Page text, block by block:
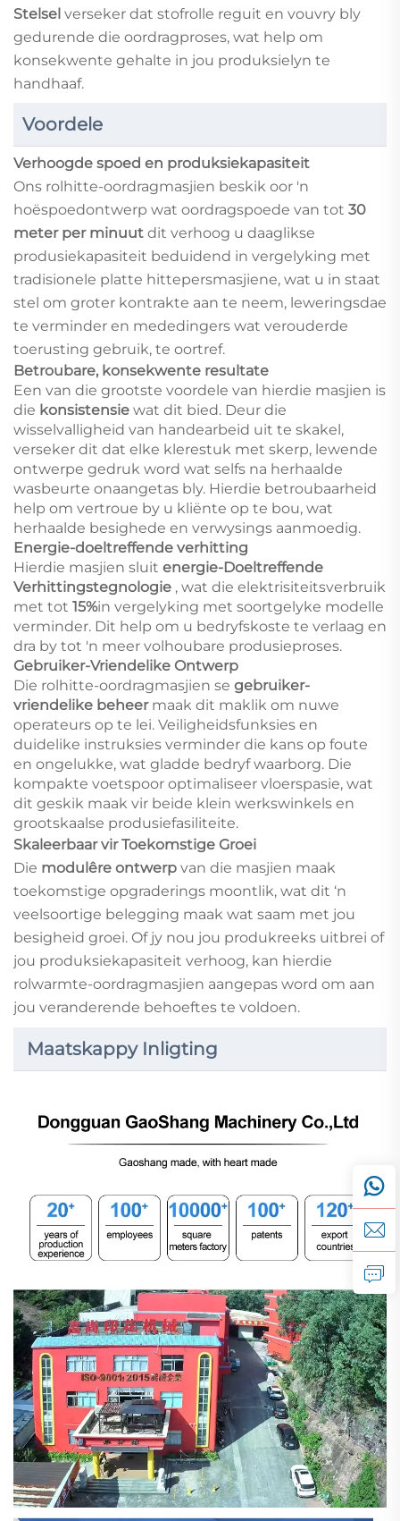
Stelsel verseker dat stofrolle reguit en vouvry bly
gedurende die oordragproses, wat help om
konsekwente gehalte in jou produksielyn te
handhaaf.
Voordele
Verhoogde spoed en produksiekapasiteit
Ons rolhitte-oordragmasjien beskik oor 'n
hoëspoedontwerp wat oordragspoede van tot 30
meter per minuut dit verhoog u daaglikse
produsiekapasiteit beduidend in vergelyking met
tradisionele platte hittepersmasjiene, wat u in staat
stel om groter kontrakte aan te neem, leweringsdae
te verminder en mededingers wat verouderde
toerusting gebruik, te oortref.
Betroubare, konsekwente resultate
Een van die grootste voordele van hierdie masjien is
die konsistensie wat dit bied. Deur die
wisselvalligheid van handearbeid uit te skakel,
verseker dit dat elke klerestuk met skerp, lewende
ontwerpe gedruk word wat selfs na herhaalde
wasbeurte onaangetas bly. Hierdie betroubaarheid
help om vertroue by u kliënte op te bou, wat
herhaalde besighede en verwysings aanmoedig.
Energie-doeltreffende verhitting
Hierdie masjien sluit energie-Doeltreffende
Verhittingstegnologie , wat die elektrisiteitsverbruik
met tot 15%in vergelyking met soortgelyke modelle
verminder. Dit help om u bedryfskoste te verlaag en
dra by tot 'n meer volhoubare produsieproses.
Gebruiker-Vriendelike Ontwerp
Die rolhitte-oordragmasjien se gebruiker-
vriendelike beheer maak dit maklik om nuwe
operateurs op te lei. Veiligheidsfunksies en
duidelike instruksies verminder die kans op foute
en ongelukke, wat gladde bedryf waarborg. Die
kompakte voetspoor optimaliseer vloerspasie, wat
dit geskik maak vir beide klein werkswinkels en
grootskaalse produsiefasiliteite.
Skaleerbaar vir Toekomstige Groei
Die modulêre ontwerp van die masjien maak
toekomstige opgraderings moontlik, wat dit ‘n
veelsoortige belegging maak wat saam met jou
besigheid groei. Of jy nou jou produkreeks uitbrei of
jou produksiekapasiteit verhoog, kan hierdie
rolwarmte-oordragmasjien aangepas word om aan
jou veranderende behoeftes te voldoen.
Maatskappy Inligting